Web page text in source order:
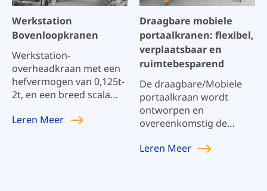
Werkstation
Bovenloopkranen
Werkstation-
overheadkraan met een
hefvermogen van 0,125t-
2t, en een breed scala
grootste voordeel van de
Leren Meer
Draagbare mobiele
portaalkranen: flexibel,
verplaatsbaar en
ruimtebesparend
De draagbare/Mobiele
portaalkraan wordt
ontworpen en
overeenkomstig de
2008 vervaardigd. Het is
Leren Meer